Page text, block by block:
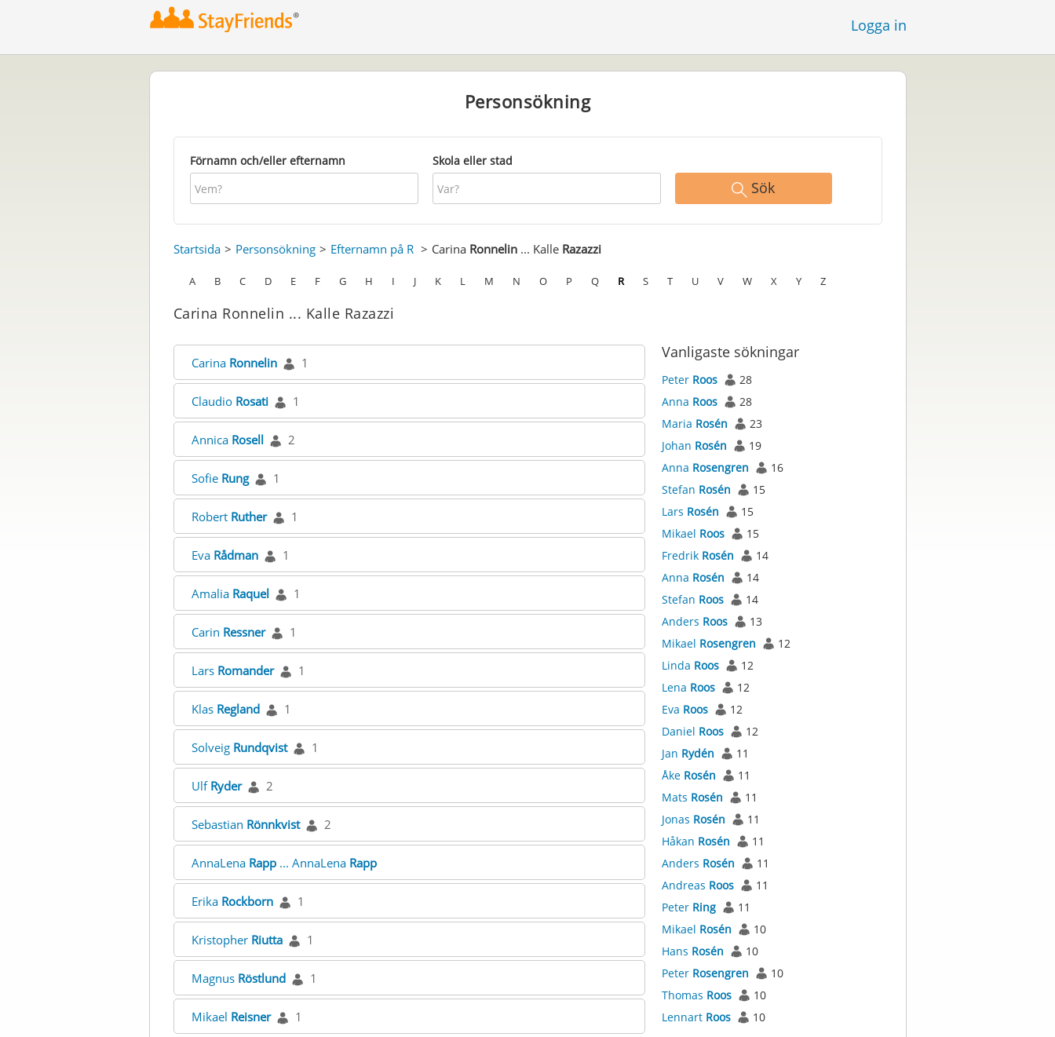
Logga in
Personsökning
Förnamn och/eller efternamn Skola eller stad
Sök
Startsida Personsökning Efternamn på R Carina Ronnelin... Kalle Razazzi
A B C D E F G H I J K L M N O P Q R S T U V W X Y Z
Carina Ronnelin ... Kalle Razazzi
Carina Ronnelin 1
Claudio Rosati 1
Annica Rosell 2
Sofie Rung 1
Robert Ruther 1
Eva Rådman 1
Amalia Raquel 1
Carin Ressner 1
Lars Romander 1
Klas Regland 1
Solveig Rundqvist 1
Ulf Ryder 2
Sebastian Rönnkvist 2
AnnaLena Rapp... AnnaLena Rapp
Erika Rockborn 1
Kristopher Riutta 1
Magnus Röstlund 1
Mikael Reisner 1
Vanligaste sökningar
Peter Roos
28
Anna Roos
28
Maria Rosén
23
Johan Rosén
19
Anna Rosengren
16
Stefan Rosén
15
Lars Rosén
15
Mikael Roos
15
Fredrik Rosén
14
Anna Rosén
14
Stefan Roos
14
Anders Roos
13
Mikael Rosengren
12
Linda Roos
12
Lena Roos
12
Eva Roos
12
Daniel Roos
12
Jan Rydén
11
Åke Rosén
11
Mats Rosén
11
Jonas Rosén
11
Håkan Rosén
11
Anders Rosén
11
Andreas Roos
11
Peter Ring
11
Mikael Rosén
10
Hans Rosén
10
Peter Rosengren
10
Thomas Roos
10
Lennart Roos 10